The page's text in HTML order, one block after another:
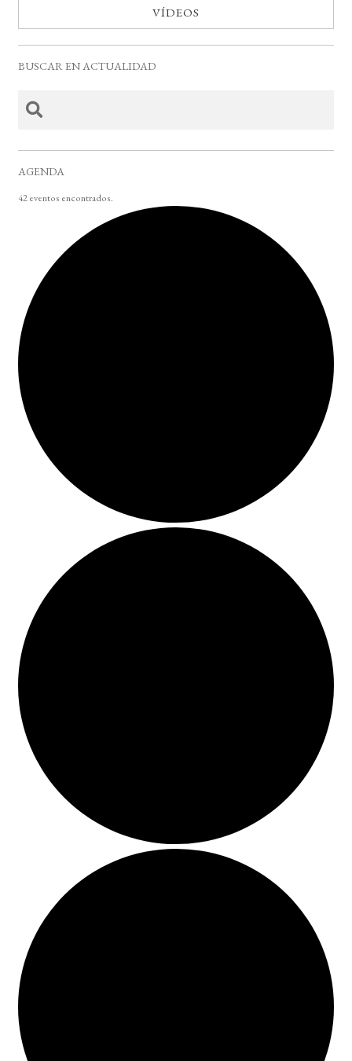
VÍDEOS
BUSCAR EN ACTUALIDAD
AGENDA
42 eventos encontrados.